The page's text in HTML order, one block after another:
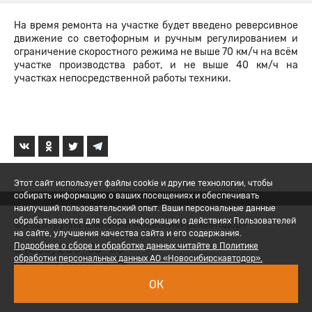
На время ремонта на участке будет введено реверсивное
движение со светофорным и ручным регулированием и
ограничение скоростного режима не выше 70 км/ч на всём
участке производства работ, и не выше 40 км/ч на
участках непосредственной работы техники.
© 2026 Группа компаний «Новосибирскавтодор»
8 (800) 200-05-06
Политика обработки ПД
Этот сайт использует файлы cookie и другие технологии, чтобы
собирать информацию о ваших посещениях и обеспечивать
наилучший пользовательский опыт. Ваши персональные данные
обрабатываются для сбора информации о действиях Пользователей
на сайте, улучшения качества сайта и его содержания.
Подробнее о сборе и обработке данных читайте в Политике
обработки персональных данных АО «Новосибирскавтодор».
ОК